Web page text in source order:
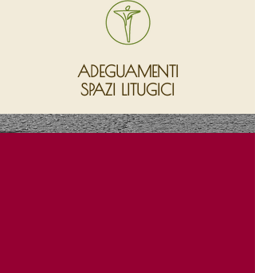
ADEGUAMENTI
SPAZI LITUGICI